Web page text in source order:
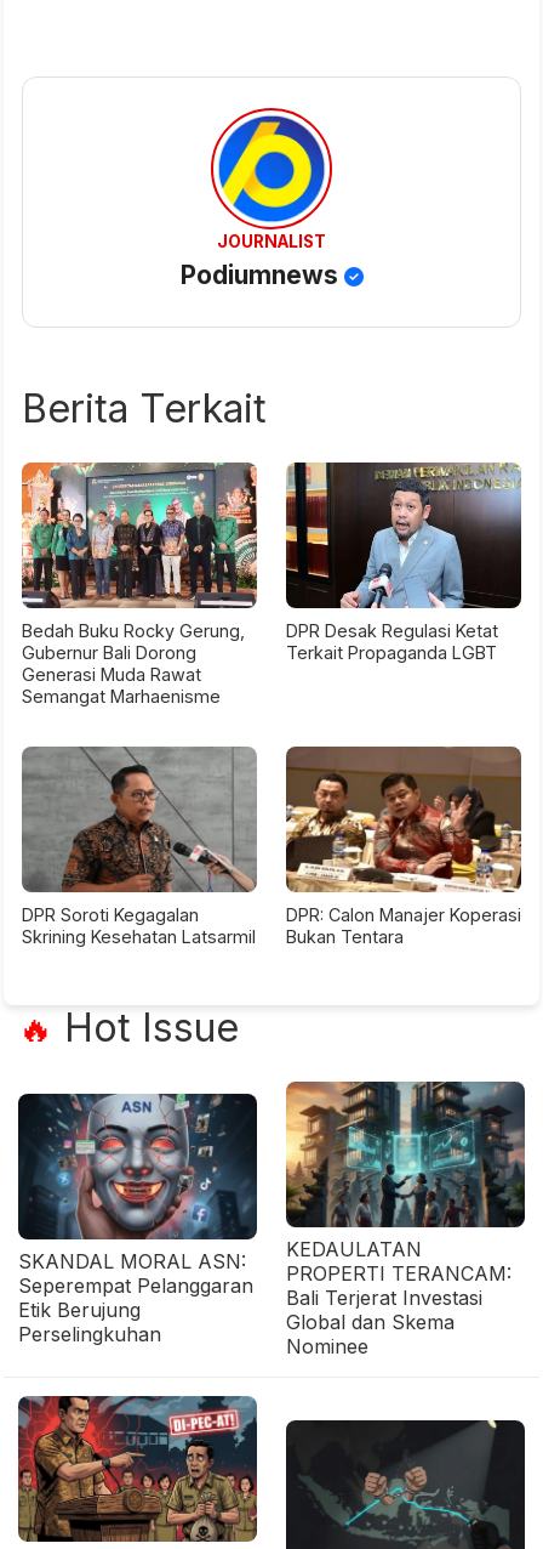
JOURNALIST
Podiumnews
Berita Terkait
Bedah Buku Rocky Gerung,
Gubernur Bali Dorong
Generasi Muda Rawat
Semangat Marhaenisme
DPR Desak Regulasi Ketat
Terkait Propaganda LGBT
DPR Soroti Kegagalan
Skrining Kesehatan Latsarmil
DPR: Calon Manajer Koperasi
Bukan Tentara
🔥 Hot Issue
SKANDAL MORAL ASN:
Seperempat Pelanggaran
Etik Berujung
Perselingkuhan
KEDAULATAN
PROPERTI TERANCAM:
Bali Terjerat Investasi
Global dan Skema
Nominee